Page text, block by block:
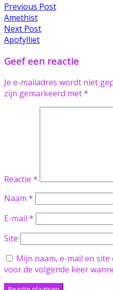
Bericht
navigatie
Previous PostPrevious
Amethist
Next PostNext
Apofylliet
Geef een reactie
Je e-mailadres wordt niet
zijn gemarkeerd met*
Reactie *
Naam *
E-mail *
Site
Mijn naam, e-mail en
voor de volgende keer